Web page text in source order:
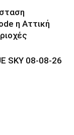
η Αττική
SKY 08-08-26